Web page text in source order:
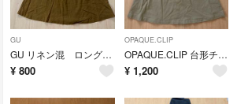
GU
GU リネン混 ロングスカート Ｌ
¥ 800
OPAQUE.CLIP
OPAQUE.CLIP 台形チノスカート
¥ 1,200